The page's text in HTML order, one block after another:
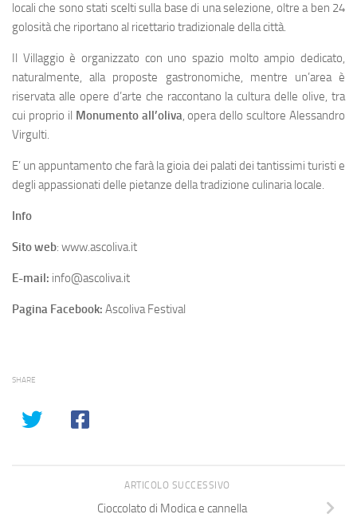
locali che sono stati scelti sulla base di una selezione, oltre a ben 24
golosità che riportano al ricettario tradizionale della città.
Il Villaggio è organizzato con uno spazio molto ampio dedicato,
naturalmente, alla proposte gastronomiche, mentre un’area è
riservata alle opere d’arte che raccontano la cultura delle olive, tra
cui proprio il Monumento all’oliva, opera dello scultore Alessandro
Virgulti.
E’ un appuntamento che farà la gioia dei palati dei tantissimi turisti e
degli appassionati delle pietanze della tradizione culinaria locale.
Info
Sito web: www.ascoliva.it
E-mail: info@ascoliva.it
Pagina Facebook: Ascoliva Festival
SHARE
ARTICOLO SUCCESSIVO
Cioccolato di Modica e cannella